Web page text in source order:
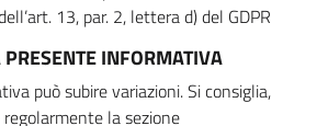
13, par. 2, lettera d) del GDPR
INFORMATIVA
può subire variazioni. Si consiglia,
la sezione